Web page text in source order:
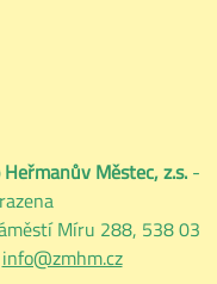
Městec, z.s.-
Míru 288, 538 03
info@zmhm.cz